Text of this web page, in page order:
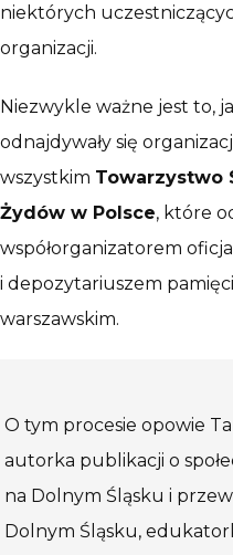
niektórych
organizacji.
Niezwykle ważne jest to,
odnajdywały się
wszystkim Towarzystwo
Żydów w Polsce, które
współorganizatorem
i depozytariuszem
warszawskim.
O tym procesie opowie
autorka publikacji o
na Dolnym Śląsku i
Dolnym Śląsku,